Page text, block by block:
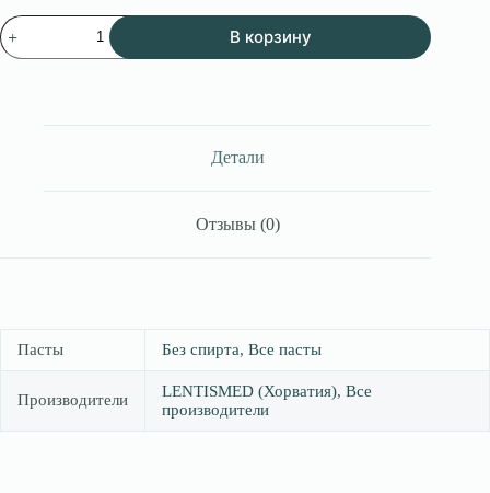
Количество
товара
201128
спирта,
В корзину
Детали
Отзывы (0)
Пасты Без спирта, Все пасты
Производители LENTISMED (Хорватия), Все
производители